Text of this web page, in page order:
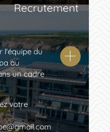
Recrutement
l'équipe du
au
un cadre
votre